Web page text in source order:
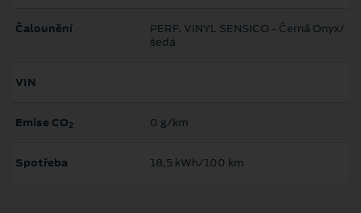
Čalounění
PERF. VINYL SENSICO - Černá Onyx/
šedá
VIN
Emise CO2 0 g/km
Spotřeba 18,5 kWh/100 km